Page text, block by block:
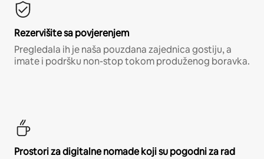
Rezervišite sa povjerenjem
Pregledala ih je naša pouzdana zajednica gostiju, a
imate i podršku non-stop tokom produženog boravka.
Prostori za digitalne nomade koji su pogodni za rad